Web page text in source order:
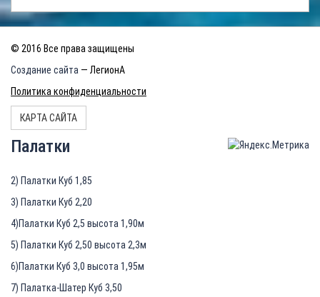
© 2016 Все права защищены
Создание сайта — ЛегионА
Политика конфиденциальности
КАРТА САЙТА
Палатки
2) Палатки Куб 1,85
3) Палатки Куб 2,20
4)Палатки Куб 2,5 высота 1,90м
5) Палатки Куб 2,50 высота 2,3м
6)Палатки Куб 3,0 высота 1,95м
7) Палатка-Шатер Куб 3,50